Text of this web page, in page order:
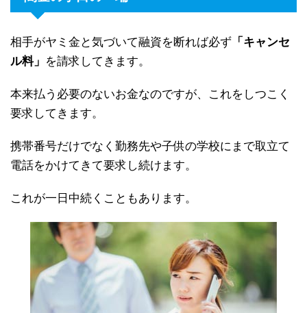
相手がヤミ金と気づいて融資を断れば必ず 「キャンセ
ル料」 を請求してきます。
本来払う必要のないお金なのですが、これをしつこく
要求してきます。
携帯番号だけでなく勤務先や子供の学校にまで取立て
電話をかけてきて要求し続けます。
これが一日中続くこともあります。